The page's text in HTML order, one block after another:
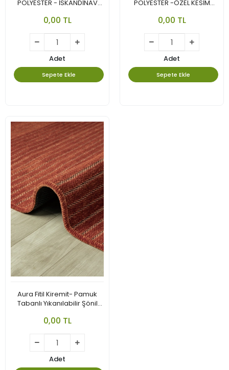
POLYESTER - İSKANDİNAV
YORUMU.
0,00 TL
Adet
Sepete Ekle
POLYESTER -ÖZEL KESİM
GÜZEL VE CANLI YORUMU.
0,00 TL
Adet
Sepete Ekle
Aura Fitil Kiremit- Pamuk
Tabanlı Yıkanılabilir Şönil
0,00 TL
Adet